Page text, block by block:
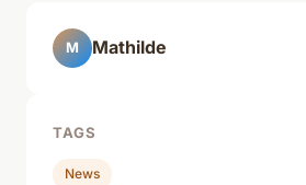
M Mathilde
TAGS
News